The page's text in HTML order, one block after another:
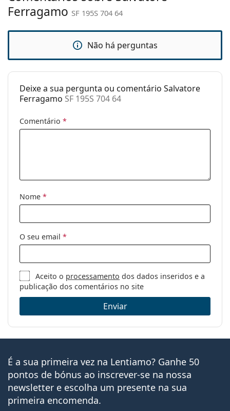
Estojo:
Sim
Pano de
Sim
Outros
Categoria:
Óculos de sol
Uso:
Moda
Ferragamo SF 195S 704 64
Não há perguntas
Deixe a sua pergunta ou comentário Salvatore
Ferragamo SF 195S 704 64
Comentário *
Nome *
O seu email *
Aceito o processamento dos dados inseridos e a
publicação dos comentários no site
Enviar
É a sua primeira vez na Lentiamo? Ganhe 50
pontos de bónus ao inscrever-se na nossa
newsletter e escolha um presente na sua
primeira encomenda.